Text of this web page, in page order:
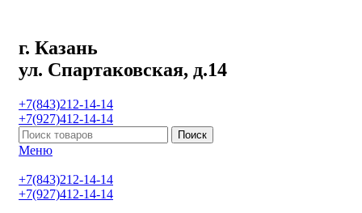
г. Казань
ул. Спартаковская, д.14
+7(843)212-14-14
+7(927)412-14-14
Поиск
Меню
+7(843)212-14-14
+7(927)412-14-14